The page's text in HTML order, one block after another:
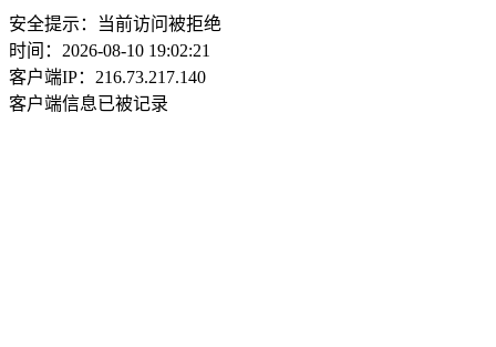
安全提示：当前访问被拒绝
时间：2026-08-10 19:02:21
客户端IP：216.73.217.140
客户端信息已被记录